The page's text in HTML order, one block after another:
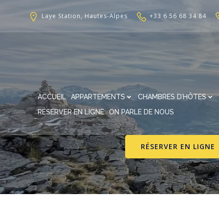
contenu
Laye Station, Hautes-Alpes +33 6 56 68 34 84
ACCUEIL APPARTEMENTS
CHAMBRES D’HÔTES
RÉSERVER EN LIGNE
ON PARLE DE NOUS
RÉSERVER EN LIGNE